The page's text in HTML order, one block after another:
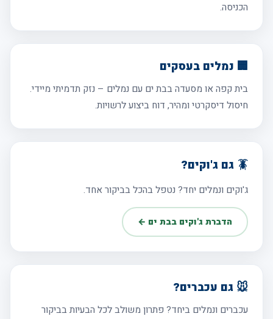
הכניסה.
🏢 נמלים בעסקים
בית קפה או מסעדה בבת ים עם נמלים – נזק תדמיתי מיידי.
חיסול דיסקרטי ומהיר, דוח ביצוע לרשויות.
🪳 גם ג'וקים?
ג'וקים ונמלים יחד? נטפל בהכל בביקור אחד.
הדברת ג'וקים בבת ים ←
🐭 גם עכברים?
עכברים ונמלים ביחד? פתרון משולב לכל הבעיות בביקור